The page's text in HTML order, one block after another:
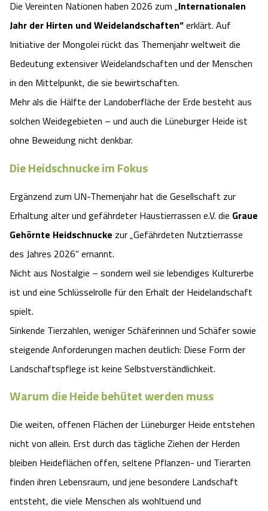
Camping
Urlaub auf dem Bauernhof
Urlaub mit Hund
Last Minute
Videos
Angebote
Kutschen
Regionale Küche
Tiere
Naturhotels
Urlaub mit Hund
Urlaub auf dem Bauernhof
Veranstaltungen
Wildpark Schwarze Berge
Otter Zentrum
Wildpark Müden
Das verrückte Haus
Abenteuerland Trampolin-Park
Battle Kart Bispingen
Adventure District Bispingen
Ausflugsziele
Veranstaltungen
Shopping Celle
Kulinarisches Celle
Unterkünfte Celle
Veranstaltungen & Führungen Celle
Die Vereinten Nationen haben 2026 zum „Internationalen
Jahr der Hirten und Weidelandschaften“erklärt. Auf
Initiative der Mongolei rückt das Themenjahr weltweit die
Bedeutung extensiver Weidelandschaften und der Menschen
in den Mittelpunkt, die sie bewirtschaften.
Mehr als die Hälfte der Landoberfläche der Erde besteht aus
solchen Weidegebieten – und auch die Lüneburger Heide ist
ohne Beweidung nicht denkbar.
Die Heidschnucke im Fokus
Ergänzend zum UN-Themenjahr hat die Gesellschaft zur
Erhaltung alter und gefährdeter Haustierrassen e.V. die Graue
Gehörnte Heidschnucke zur „Gefährdeten Nutztierrasse
des Jahres 2026“ ernannt.
Nicht aus Nostalgie – sondern weil sie lebendiges Kulturerbe
ist und eine Schlüsselrolle für den Erhalt der Heidelandschaft
spielt.
Sinkende Tierzahlen, weniger Schäferinnen und Schäfer sowie
steigende Anforderungen machen deutlich: Diese Form der
Landschaftspflege ist keine Selbstverständlichkeit.
Warum die Heide behütet werden muss
Die weiten, offenen Flächen der Lüneburger Heide entstehen
nicht von allein. Erst durch das tägliche Ziehen der Herden
bleiben Heideflächen offen, seltene Pflanzen- und Tierarten
finden ihren Lebensraum, und jene besondere Landschaft
entsteht, die viele Menschen als wohltuend und